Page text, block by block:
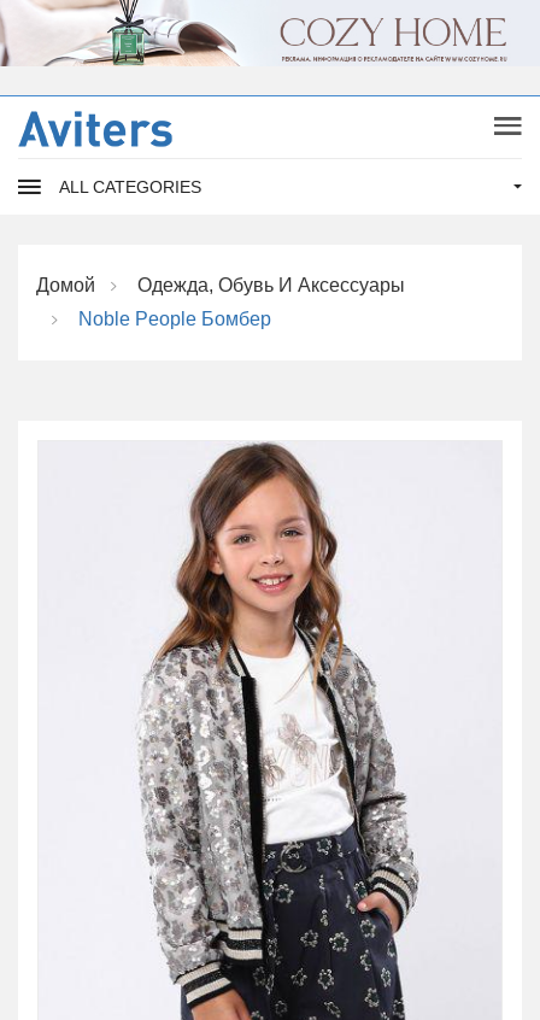
ALL CATEGORIES
Домой
Одежда, Обувь И Аксессуары
Noble People Бомбер